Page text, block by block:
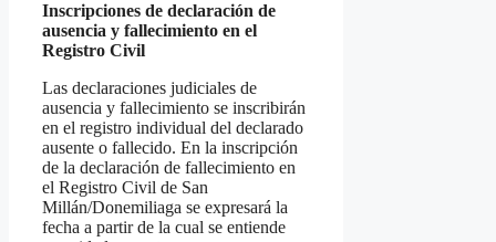
Inscripciones de declaración de
ausencia y fallecimiento en el
Registro Civil
Las declaraciones judiciales de
ausencia y fallecimiento se inscribirán
en el registro individual del declarado
ausente o fallecido. En la inscripción
de la declaración de fallecimiento en
el Registro Civil de San
Millán/Donemiliaga se expresará la
fecha a partir de la cual se entiende